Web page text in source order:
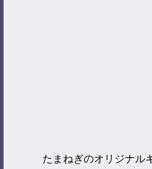
たまねぎのオリジナル